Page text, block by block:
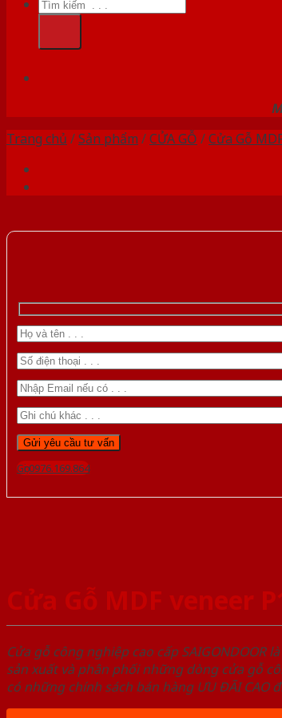
kiếm:
Trang chủ /Sản phẩm /CỬA GỖ /Cửa Gỗ
Gọi 0976.169.864
Cửa Gỗ MDF veneer
Cửa gỗ công nghiệp cao cấp
sản xuất và phân phối những dòng cửa gỗ
có những chính sách bán hàng ƯU ĐÃI CAO